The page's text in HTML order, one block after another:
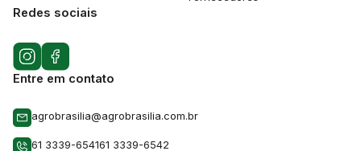
Redes sociais
Entre em contato
agrobrasilia@agrobrasilia.com.br
61 3339-654161 3339-6542